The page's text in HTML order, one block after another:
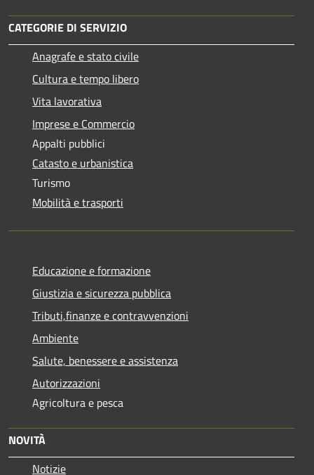
CATEGORIE DI SERVIZIO
Anagrafe e stato civile
Cultura e tempo libero
Vita lavorativa
Imprese e Commercio
Appalti pubblici
Catasto e urbanistica
Turismo
Mobilità e trasporti
Educazione e formazione
Giustizia e sicurezza pubblica
Tributi,finanze e contravvenzioni
Ambiente
Salute, benessere e assistenza
Autorizzazioni
Agricoltura e pesca
NOVITÀ
Notizie